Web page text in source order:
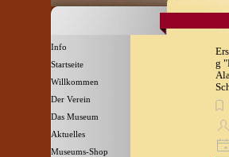
Info
Startseite
Willkommen
Der Verein
Das Museum
Aktuelles
Museums-Shop
g